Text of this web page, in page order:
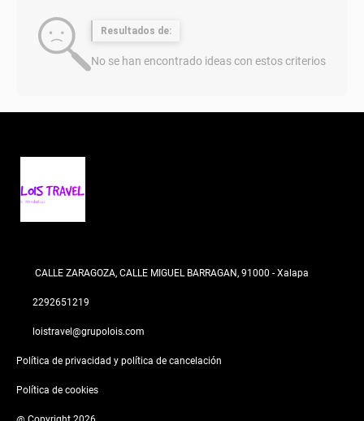
Resultados de:
No se han encontrado ideas con estos criterios
CALLE ZARAGOZA, CALLE MIGUEL BARRAGAN, 91000 - Xalapa
2292651219
loistravel@grupolois.com
Política de privacidad y política de cancelación
Política de cookies